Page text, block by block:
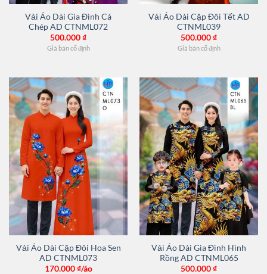
Vải Áo Dài Gia Đình Cá
Chép AD CTNML072
500.000₫
Giá bán cố định
Vải Áo Dài Cặp Đôi Tết AD
CTNML039
500.000₫
Giá bán cố định
Vải Áo Dài Cặp Đôi Hoa Sen
AD CTNML073
170.000₫/áo
Vải Áo Dài Gia Đình Hình
Rồng AD CTNML065
500.000₫